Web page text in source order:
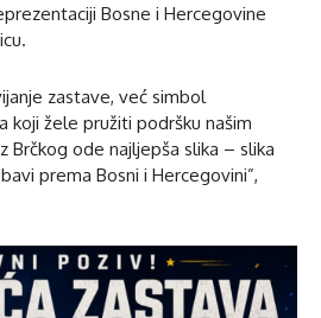
Bosne i Hercegovine
zastave, već simbol
koji žele pružiti podršku našim
Brčkog ode najljepša slika – slika
prema Bosni i Hercegovini”,